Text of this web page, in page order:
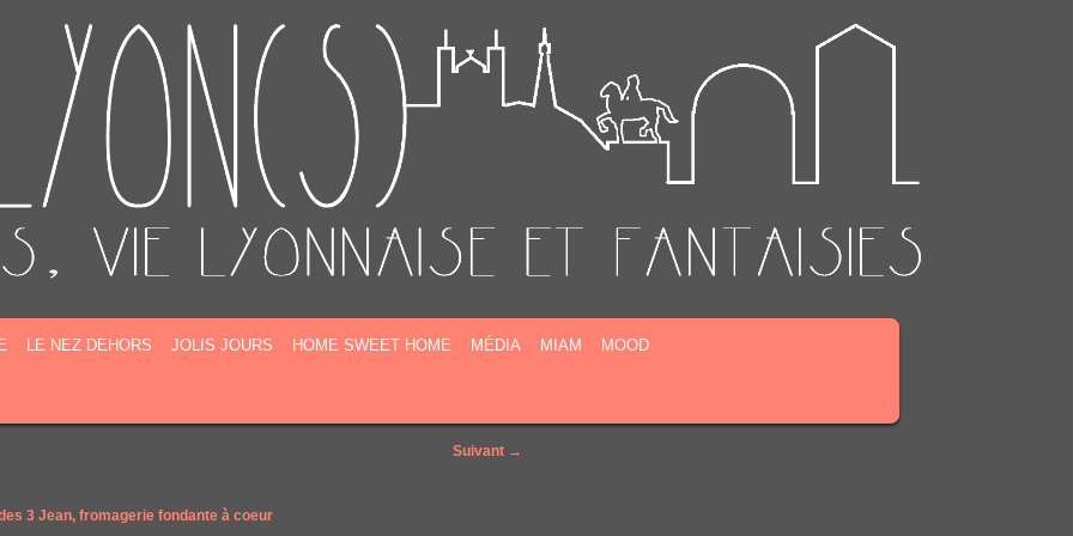
LE NEZ DEHORS JOLIS JOURS HOME SWEET HOME MÉDIA MIAM MOOD
Suivant →
3 Jean, fromagerie fondante à coeur